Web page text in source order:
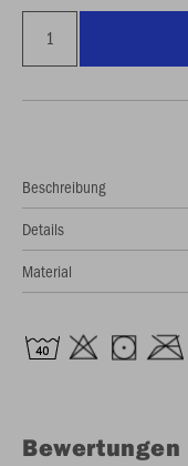
Beschreibung
Details
Material
Bewertungen